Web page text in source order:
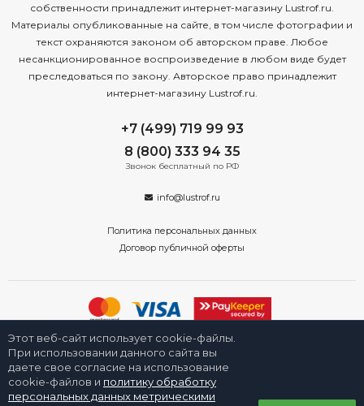
собственности принадлежит интернет-магазину Lustrof.ru.
Материалы опубликованные на сайте, в том числе фотографии и
текст охраняются законом об авторском праве. Любое
несанкционированное воспроизведение в любом виде будет
преследоваться по закону. Авторское право принадлежит
интернет-магазину Lustrof.ru.
+7 (499) 719 99 93
8 (800) 333 94 35
Звонок бесплатный по РФ
info@lustrof.ru
Политика персональных данных
Договор публичной оферты
2008-2026 © Интернет-магазин «Люстроф» в Новосибирске - приборы
освещения для дома и улицы. Все права защищены.
Этот веб-сайт использует cookie-файлы.
При использовании данного сайта вы
даете свое согласие на использование
cookie-файлов и политику обработку
персональных данных метрическими